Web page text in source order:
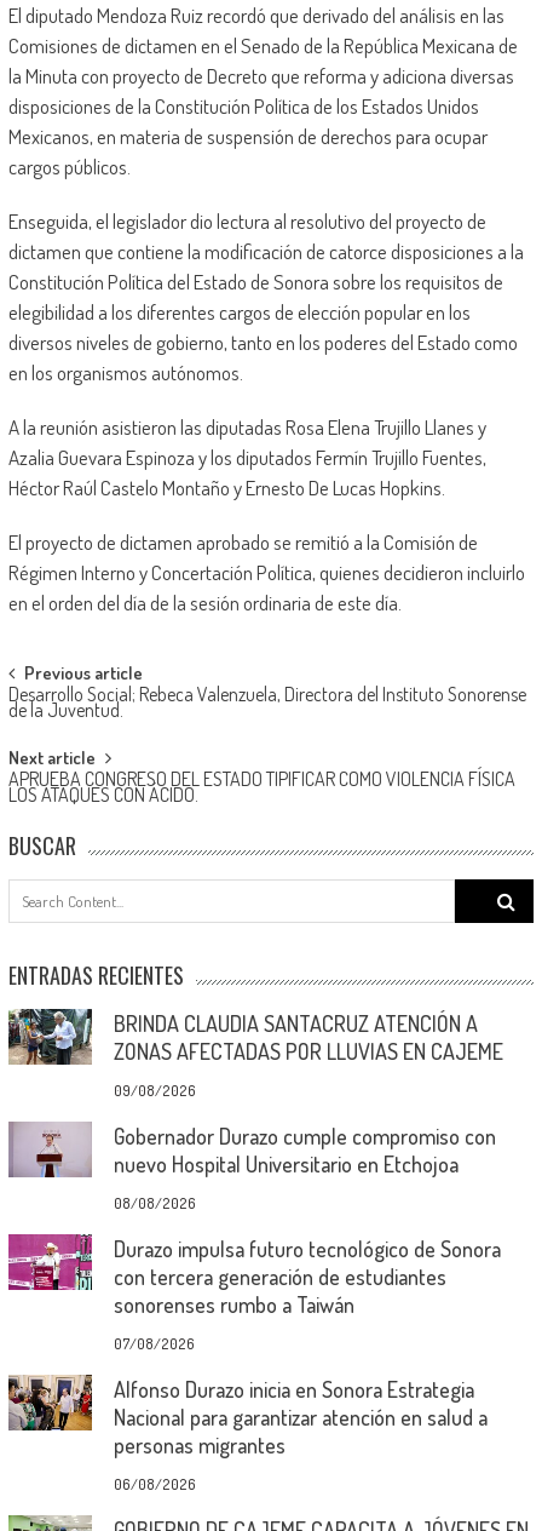
El diputado Mendoza Ruiz recordó que derivado del análisis en las
Comisiones de dictamen en el Senado de la República Mexicana de
la Minuta con proyecto de Decreto que reforma y adiciona diversas
disposiciones de la Constitución Política de los Estados Unidos
Mexicanos, en materia de suspensión de derechos para ocupar
cargos públicos.
Enseguida, el legislador dio lectura al resolutivo del proyecto de
dictamen que contiene la modificación de catorce disposiciones a la
Constitución Política del Estado de Sonora sobre los requisitos de
elegibilidad a los diferentes cargos de elección popular en los
diversos niveles de gobierno, tanto en los poderes del Estado como
en los organismos autónomos.
A la reunión asistieron las diputadas Rosa Elena Trujillo Llanes y
Azalia Guevara Espinoza y los diputados Fermín Trujillo Fuentes,
Héctor Raúl Castelo Montaño y Ernesto De Lucas Hopkins.
El proyecto de dictamen aprobado se remitió a la Comisión de
Régimen Interno y Concertación Política, quienes decidieron incluirlo
en el orden del día de la sesión ordinaria de este día.
Post
navigation
Previous article
Desarrollo Social; Rebeca Valenzuela, Directora del Instituto Sonorense
de la Juventud.
Next article
APRUEBA CONGRESO DEL ESTADO TIPIFICAR COMO VIOLENCIA FÍSICA
LOS ATAQUES CON ÁCIDO.
BUSCAR
Search
for:
ENTRADAS RECIENTES
BRINDA CLAUDIA SANTACRUZ ATENCIÓN A
ZONAS AFECTADAS POR LLUVIAS EN CAJEME
09/08/2026
Gobernador Durazo cumple compromiso con
nuevo Hospital Universitario en Etchojoa
08/08/2026
Durazo impulsa futuro tecnológico de Sonora
con tercera generación de estudiantes
sonorenses rumbo a Taiwán
07/08/2026
Alfonso Durazo inicia en Sonora Estrategia
Nacional para garantizar atención en salud a
personas migrantes
06/08/2026